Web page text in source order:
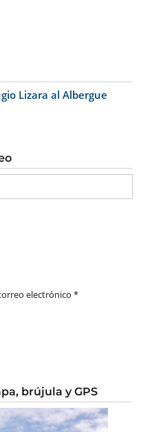
Lizara al Albergue
electrónico *
brújula y GPS